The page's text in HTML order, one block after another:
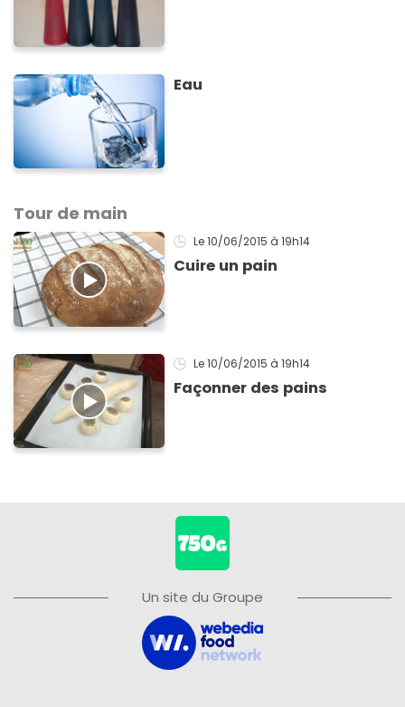
Eau
Tour de main
Le 10/06/2015 à 19h14
Cuire un pain
Le 10/06/2015 à 19h14
Façonner des pains
Un site du Groupe